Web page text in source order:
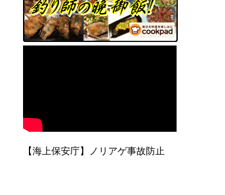
【海上保安庁】ノリアゲ事故防止